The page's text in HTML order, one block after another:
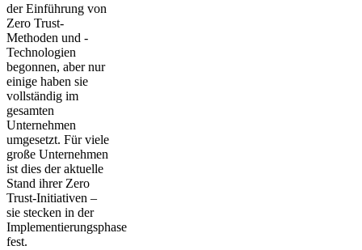
der Einführung von
Zero Trust-
Methoden und -
Technologien
begonnen, aber nur
einige haben sie
vollständig im
gesamten
Unternehmen
umgesetzt. Für viele
große Unternehmen
ist dies der aktuelle
Stand ihrer Zero
Trust-Initiativen –
sie stecken in der
Implementierungsphase
fest.